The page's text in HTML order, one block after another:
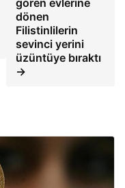
dönen
Filistinlilerin
sevinci yerini
üzüntüye bıraktı
→